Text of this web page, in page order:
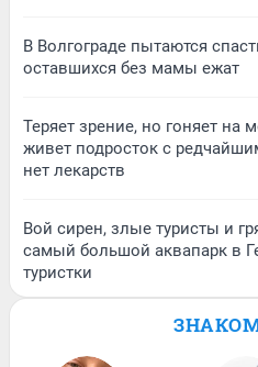
В Волгограде пытаются
оставшихся без мамы ежат
Теряет зрение, но гоняет на
живет подросток с
нет лекарств
Вой сирен, злые туристы и
самый большой аквапарк в
туристки